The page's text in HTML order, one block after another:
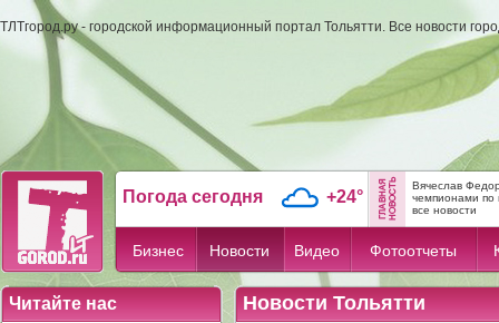
ТЛТгород.ру - городской информационный портал Тольятти. Все новости
Погода сегодня +24°
Вячеслав
чемпионами по
все новости
Бизнес Новости Видео Фотоотчеты
Читайте нас Новости Тольятти